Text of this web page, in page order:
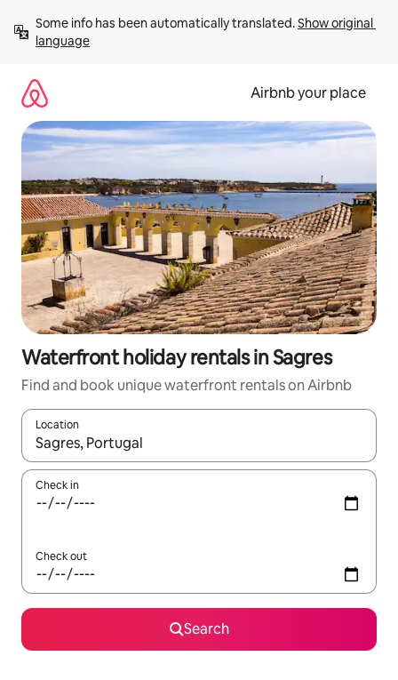
content
Some info has been automatically translated. Show original
language
Airbnb your place
Waterfront holiday rentals in Sagres
Find and book unique waterfront rentals on Airbnb
Location
When results are available, navigate with the up and down
Check in
Check out
Search